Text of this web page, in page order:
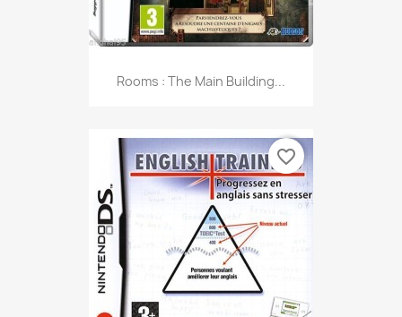
Rooms : The Main Building...
favorite_border